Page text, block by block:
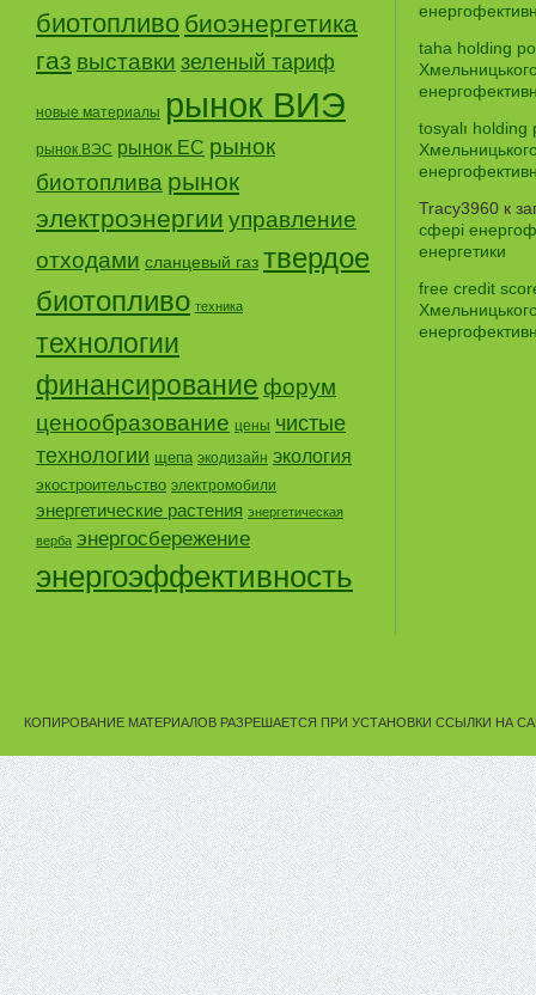
биотопливо биоэнергетика
газ выставки зеленый тариф
новые материалы рынок ВИЭ
рынок ВЭС рынок ЕС рынок
биотоплива рынок
электроэнергии управление
отходами сланцевый газ твердое
биотопливо техника
технологии
финансирование форум
ценообразование цены чистые
технологии щепа экодизайн экология
экостроительство электромобили
энергетические растения энергетическая
верба энергосбережение
энергоэффективность
taha holding
tosyalı holding
Tracy3960 к
сфері
енергетики
free credit
КОПИРОВАНИЕ МАТЕРИАЛОВ РАЗРЕШАЕТСЯ ПРИ УСТАНОВКИ ССЫЛКИ НА САЙТ